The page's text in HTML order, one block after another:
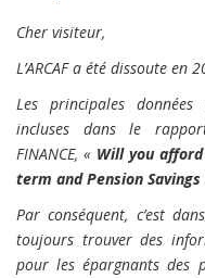
Cher visiteur,
L’ARCAF a été dissoute en
Les principales données
incluses dans le
FINANCE, « Will you
term and Pension Savings
Par conséquent, c’est
toujours trouver des
pour les épargnants des